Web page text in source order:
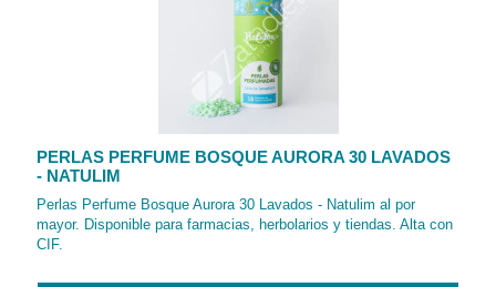
PERLAS PERFUME BOSQUE AURORA 30 LAVADOS
- NATULIM
Perlas Perfume Bosque Aurora 30 Lavados - Natulim al por
mayor. Disponible para farmacias, herbolarios y tiendas. Alta con
CIF.